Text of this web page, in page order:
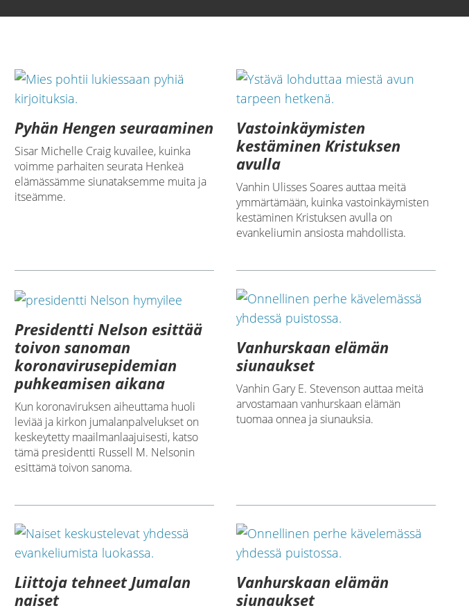
Pyhän Hengen seuraaminen
Sisar Michelle Craig kuvailee, kuinka
voimme parhaiten seurata Henkeä
elämässämme siunataksemme muita ja
itseämme.
Vastoinkäymisten
kestäminen Kristuksen
avulla
Vanhin Ulisses Soares auttaa meitä
ymmärtämään, kuinka vastoinkäymisten
kestäminen Kristuksen avulla on
evankeliumin ansiosta mahdollista.
Presidentti Nelson esittää
toivon sanoman
koronavirusepidemian
puhkeamisen aikana
Kun koronaviruksen aiheuttama huoli
leviää ja kirkon jumalanpalvelukset on
keskeytetty maailmanlaajuisesti, katso
tämä presidentti Russell M. Nelsonin
esittämä toivon sanoma.
Vanhurskaan elämän
siunaukset
Vanhin Gary E. Stevenson auttaa meitä
arvostamaan vanhurskaan elämän
tuomaa onnea ja siunauksia.
Liittoja tehneet Jumalan
naiset
Vanhurskaan elämän
siunaukset